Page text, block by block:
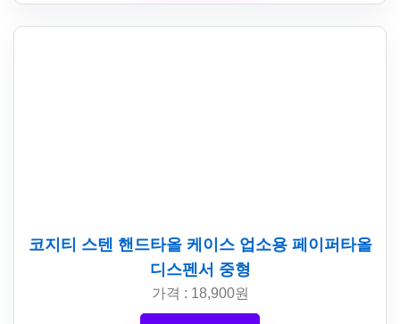
코지티 스텐 핸드타올 케이스 업소용 페이퍼타올
디스펜서 중형
가격 : 18,900원